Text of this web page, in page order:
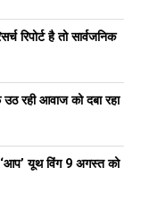
एवं व्यापार विकास
बारे में भी भागीदारों
बनाने के प्रति राज्य
रिपोर्ट है तो सार्वजनिक
रही आवाज को दबा रहा
यूथ विंग 9 अगस्त को